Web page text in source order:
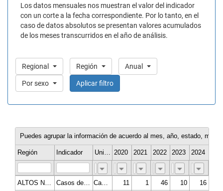
Los datos mensuales nos muestran el valor del indicador
con un corte a la fecha correspondiente. Por lo tanto, en el
caso de datos absolutos se presentan valores acumulados
de los meses transcurridos en el año de análisis.
Regional Región Anual
Por sexo Aplicar filtro
Puedes agrupar la información de acuerdo al mes, año, estado,
Región Indicador Unidad de medida 2020 2021 2022 2023 2024
ALTOS NORTE Casos de Influenza Casos 11 1 46 10 16